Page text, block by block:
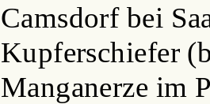
Camsdorf bei
Kupferschiefer
Manganerze im